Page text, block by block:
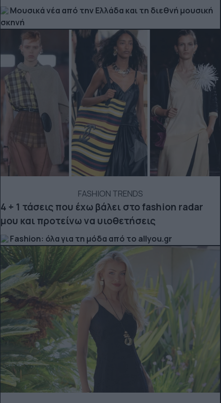
Μουσικά νέα από την Ελλάδα και τη διεθνή μουσική
σκηνή
FASHION TRENDS
4 + 1 τάσεις που έχω βάλει στο fashion radar
μου και προτείνω να υιοθετήσεις
Fashion: όλα για τη μόδα από το allyou.gr